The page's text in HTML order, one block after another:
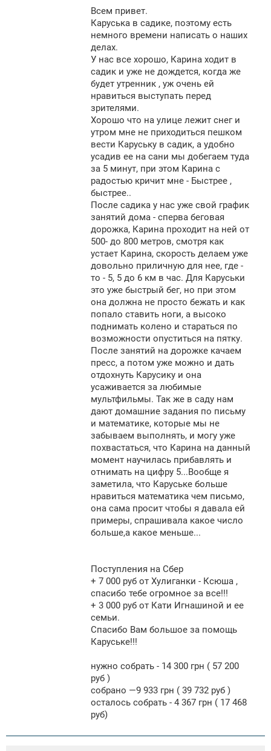
б
щ
н
и
Всем привет.
Каруська в садике, поэтому есть
немного времени написать о наших
делах.
У нас все хорошо, Карина ходит в
садик и уже не дождется, когда же
будет утренник , уж очень ей
нравиться выступать перед
зрителями.
Хорошо что на улице лежит снег и
утром мне не приходиться пешком
вести Каруську в садик, а удобно
усадив ее на сани мы добегаем туда
за 5 минут, при этом Карина с
радостью кричит мне - Быстрее ,
быстрее..
После садика у нас уже свой график
занятий дома - сперва беговая
дорожка, Карина проходит на ней от
500- до 800 метров, смотря как
устает Карина, скорость делаем уже
довольно приличную для нее, где -
то - 5, 5 до 6 км в час. Для Каруськи
это уже быстрый бег, но при этом
она должна не просто бежать и как
попало ставить ноги, а высоко
поднимать колено и стараться по
возможности опуститься на пятку.
После занятий на дорожке качаем
пресс, а потом уже можно и дать
отдохнуть Карусику и она
усаживается за любимые
мультфильмы. Так же в саду нам
дают домашние задания по письму
и математике, которые мы не
забываем выполнять, и могу уже
похвастаться, что Карина на данный
момент научилась прибавлять и
отнимать на цифру 5...Вообще я
заметила, что Каруське больше
нравиться математика чем письмо,
она сама просит чтобы я давала ей
примеры, спрашивала какое число
больше,а какое меньше...
Поступления на Сбер
+ 7 000 руб от Хулиганки - Ксюша ,
спасибо тебе огромное за все!!!
+ 3 000 руб от Кати Игнашиной и ее
семьи.
Спасибо Вам большое за помощь
Каруське!!!
нужно собрать - 14 300 грн ( 57 200
руб )
собрано —9 933 грн ( 39 732 руб )
осталось собрать - 4 367 грн ( 17 468
руб)